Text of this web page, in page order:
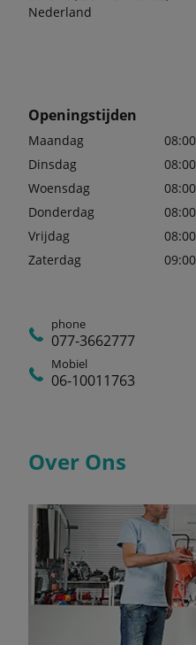
Nederland
Openingstijden
Maandag
Dinsdag
Woensdag
Donderdag
Vrijdag
Zaterdag
phone
077-3662777
Mobiel
06-10011763
Over Ons